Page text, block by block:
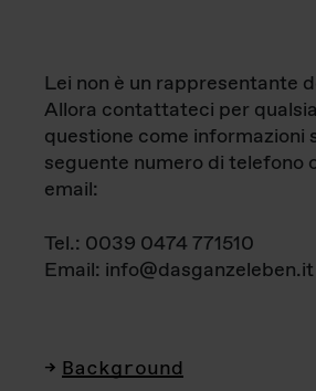
Lei non è un rappresentante
Allora contattateci per
questione come informazioni
seguente numero di telefono
email:
Tel.: 0039 0474 771510
Email: info@dasganzeleben.it
Background